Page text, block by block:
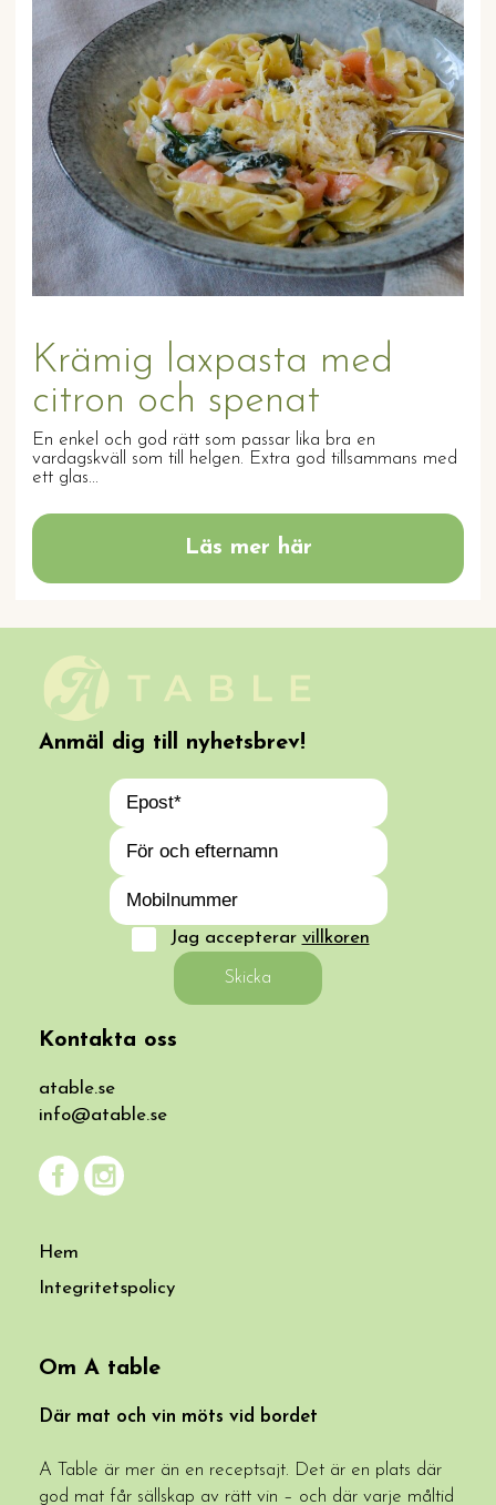
Krämig laxpasta med
citron och spenat
En enkel och god rätt som passar lika bra en
vardagskväll som till helgen. Extra god tillsammans med
ett glas...
Läs mer här
Anmäl dig till nyhetsbrev!
Jag accepterar villkoren
Skicka
Kontakta oss
atable.se
info@atable.se
Hem
Integritetspolicy
Om A table
Där mat och vin möts vid bordet
A Table är mer än en receptsajt. Det är en plats där
god mat får sällskap av rätt vin – och där varje måltid